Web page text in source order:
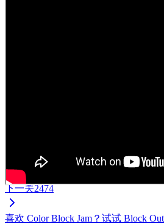
下一关2474
喜欢 Color Block Jam？试试 Block